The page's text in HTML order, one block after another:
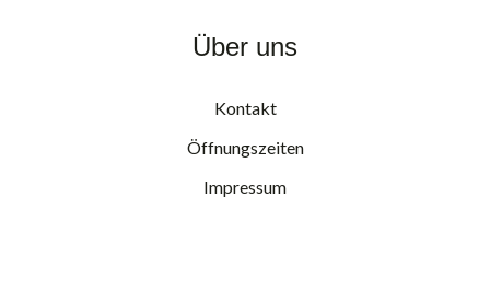
Über uns
Kontakt
Öffnungszeiten
Impressum